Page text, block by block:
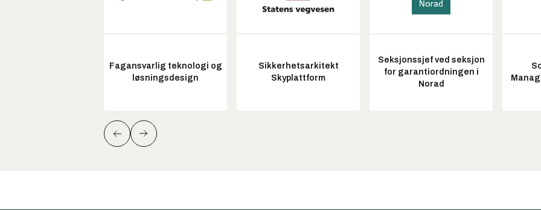
Fagansvarlig teknologi og
løsningsdesign
Sikkerhetsarkitekt
Skyplattform
Seksjonssjef ved seksjon
for garantiordningen i
Norad